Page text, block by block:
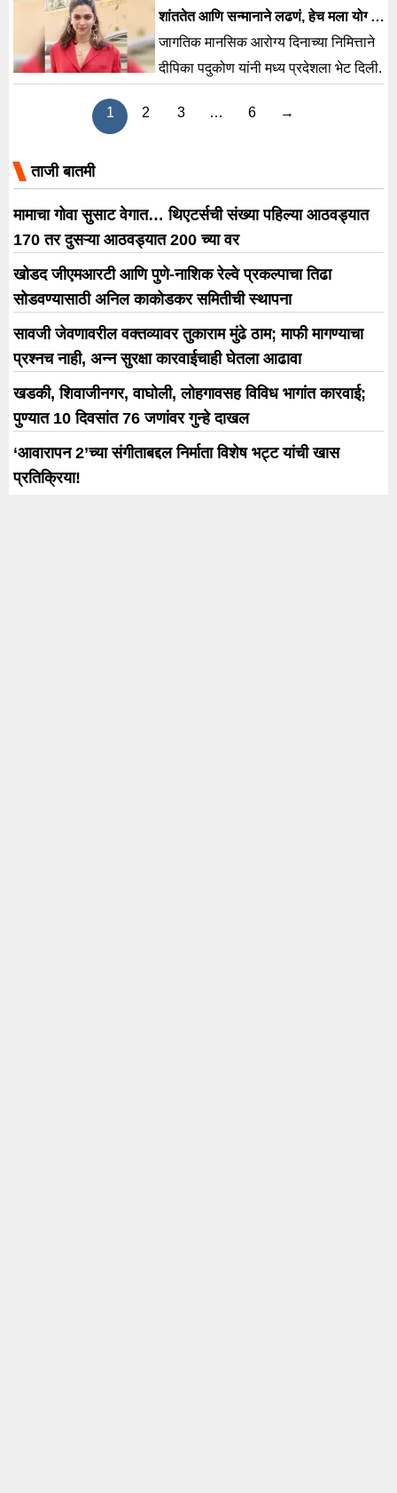
वाटणी.
शांततेत आणि सन्मानाने लढणं, हेच मला योग्य
वाटतं – दीपिका पदुकोण
जागतिक मानसिक आरोग्य दिनाच्या निमित्ताने
दीपिका पदुकोण यांनी मध्य प्रदेशला भेट दिली.
1 2 3 … 6 →
ताजी बातमी
मामाचा गोवा सुसाट वेगात… थिएटर्सची संख्या पहिल्या आठवड्यात
170 तर दुसऱ्या आठवड्यात 200 च्या वर
खोडद जीएमआरटी आणि पुणे-नाशिक रेल्वे प्रकल्पाचा तिढा
सोडवण्यासाठी अनिल काकोडकर समितीची स्थापना
सावजी जेवणावरील वक्तव्यावर तुकाराम मुंढे ठाम; माफी मागण्याचा
प्रश्नच नाही, अन्न सुरक्षा कारवाईचाही घेतला आढावा
खडकी, शिवाजीनगर, वाघोली, लोहगावसह विविध भागांत कारवाई;
पुण्यात 10 दिवसांत 76 जणांवर गुन्हे दाखल
‘आवारापन 2’च्या संगीताबद्दल निर्माता विशेष भट्ट यांची खास
प्रतिक्रिया!